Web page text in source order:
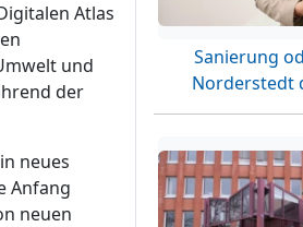
Atlas
und
der
neues
Anfang
neuen
Sanierung
Norderstedt